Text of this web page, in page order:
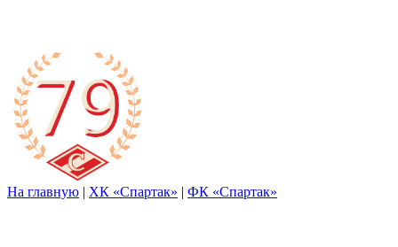
На главную | ХК «Спартак» | ФК «Спартак»